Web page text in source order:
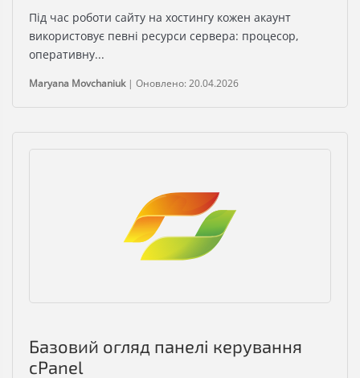
Під час роботи сайту на хостингу кожен акаунт
використовує певні ресурси сервера: процесор,
оперативну...
Maryana Movchaniuk| Оновлено: 20.04.2026
Базовий огляд панелі керування
cPanel